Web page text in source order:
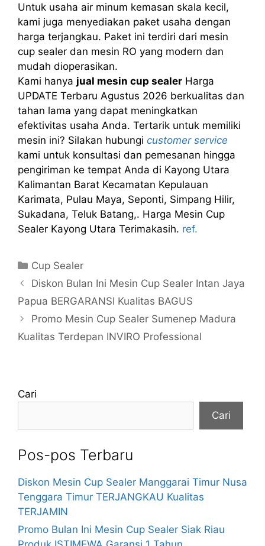
Untuk usaha air minum kemasan skala kecil,
kami juga menyediakan paket usaha dengan
harga terjangkau. Paket ini terdiri dari mesin
cup sealer dan mesin RO yang modern dan
mudah dioperasikan.
Kami hanya jual mesin cup sealer Harga
UPDATE Terbaru Agustus 2026 berkualitas dan
tahan lama yang dapat meningkatkan
efektivitas usaha Anda. Tertarik untuk memiliki
mesin ini? Silakan hubungi customer service
kami untuk konsultasi dan pemesanan hingga
pengiriman ke tempat Anda di Kayong Utara
Kalimantan Barat Kecamatan Kepulauan
Karimata, Pulau Maya, Seponti, Simpang Hilir,
Sukadana, Teluk Batang,. Harga Mesin Cup
Sealer Kayong Utara Terimakasih. ref.
Kategori
Cup Sealer
Diskon Bulan Ini Mesin Cup Sealer Intan Jaya
Papua BERGARANSI Kualitas BAGUS
Promo Mesin Cup Sealer Sumenep Madura
Kualitas Terdepan INVIRO Professional
Cari
Cari
Pos-pos Terbaru
Diskon Mesin Cup Sealer Manggarai Timur Nusa
Tenggara Timur TERJANGKAU Kualitas
TERJAMIN
Promo Bulan Ini Mesin Cup Sealer Siak Riau